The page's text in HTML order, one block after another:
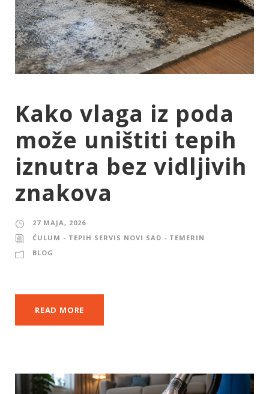
Kako vlaga iz poda
može uništiti tepih
iznutra bez vidljivih
znakova
27 MAJA, 2026
ĆULUM - TEPIH SERVIS NOVI SAD - TEMERIN
BLOG
READ MORE